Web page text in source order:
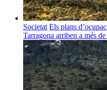
Societat Els plans
Tarragona arriben a més